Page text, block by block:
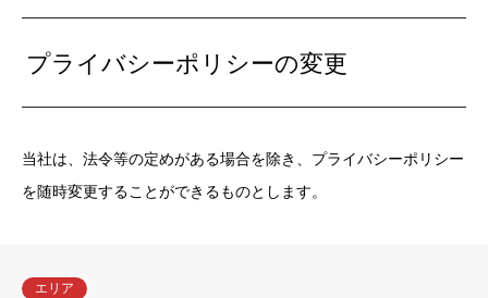
プライバシーポリシーの変更
当社は、法令等の定めがある場合を除き、プライバシーポリシー
を随時変更することができるものとします。
エリア